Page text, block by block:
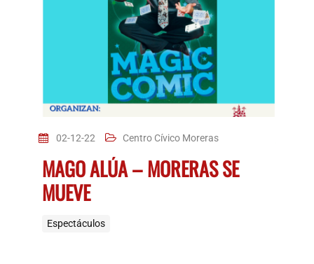
02-12-22 Centro Cívico Moreras
MAGO ALÚA – MORERAS SE
MUEVE
Espectáculos